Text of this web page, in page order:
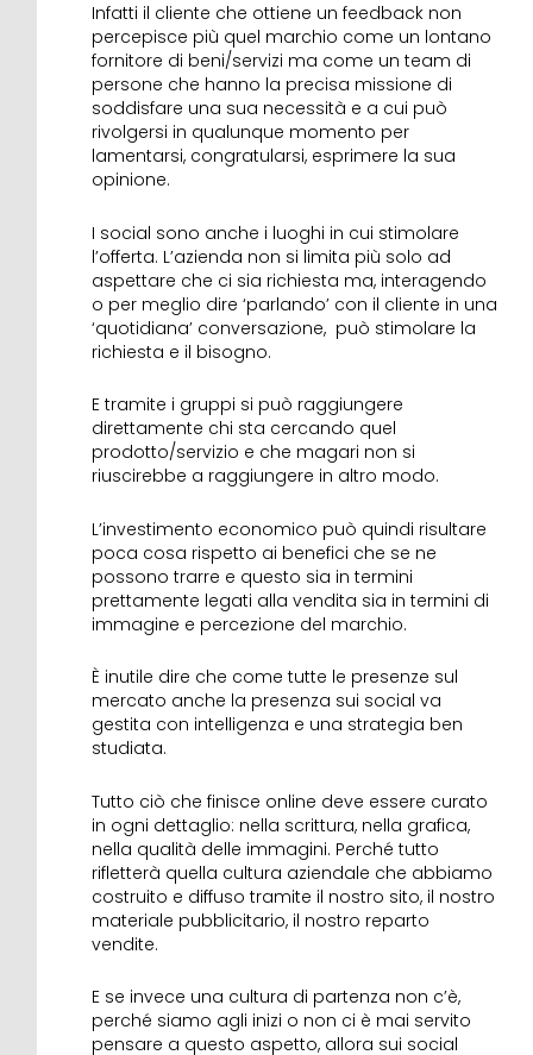
Infatti il cliente che ottiene un feedback non
percepisce più quel marchio come un lontano
fornitore di beni/servizi ma come un team di
persone che hanno la precisa missione di
soddisfare una sua necessità e a cui può
rivolgersi in qualunque momento per
lamentarsi, congratularsi, esprimere la sua
opinione.
I social sono anche i luoghi in cui stimolare
l’offerta. L’azienda non si limita più solo ad
aspettare che ci sia richiesta ma, interagendo
o per meglio dire ‘parlando’ con il cliente in una
‘quotidiana’ conversazione, può stimolare la
richiesta e il bisogno.
E tramite i gruppi si può raggiungere
direttamente chi sta cercando quel
prodotto/servizio e che magari non si
riuscirebbe a raggiungere in altro modo.
L’investimento economico può quindi risultare
poca cosa rispetto ai benefici che se ne
possono trarre e questo sia in termini
prettamente legati alla vendita sia in termini di
immagine e percezione del marchio.
È inutile dire che come tutte le presenze sul
mercato anche la presenza sui social va
gestita con intelligenza e una strategia ben
studiata.
Tutto ciò che finisce online deve essere curato
in ogni dettaglio: nella scrittura, nella grafica,
nella qualità delle immagini. Perché tutto
rifletterà quella cultura aziendale che abbiamo
costruito e diffuso tramite il nostro sito, il nostro
materiale pubblicitario, il nostro reparto
vendite.
E se invece una cultura di partenza non c’è,
perché siamo agli inizi o non ci è mai servito
pensare a questo aspetto, allora sui social